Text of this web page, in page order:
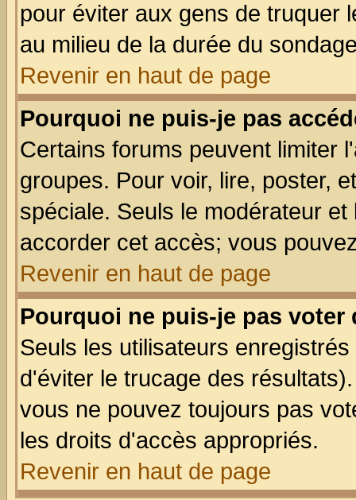
pour éviter aux gens de truquer
au milieu de la durée du
Revenir en haut de page
Pourquoi ne puis-je pas
Certains forums peuvent limiter
groupes. Pour voir, lire, poster,
spéciale. Seuls le modérateur
accorder cet accès; vous
Revenir en haut de page
Pourquoi ne puis-je pas voter
Seuls les utilisateurs
d'éviter le trucage des
vous ne pouvez toujours pas
les droits d'accès appropriés.
Revenir en haut de page